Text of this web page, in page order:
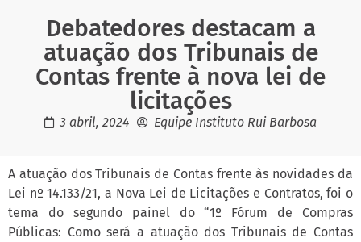
Debatedores destacam a
atuação dos Tribunais de
Contas frente à nova lei de
licitações
3 abril, 2024 Equipe Instituto Rui Barbosa
A atuação dos Tribunais de Contas frente às novidades da
Lei nº 14.133/21, a Nova Lei de Licitações e Contratos, foi o
tema do segundo painel do “1º Fórum de Compras
Públicas: Como será a atuação dos Tribunais de Contas